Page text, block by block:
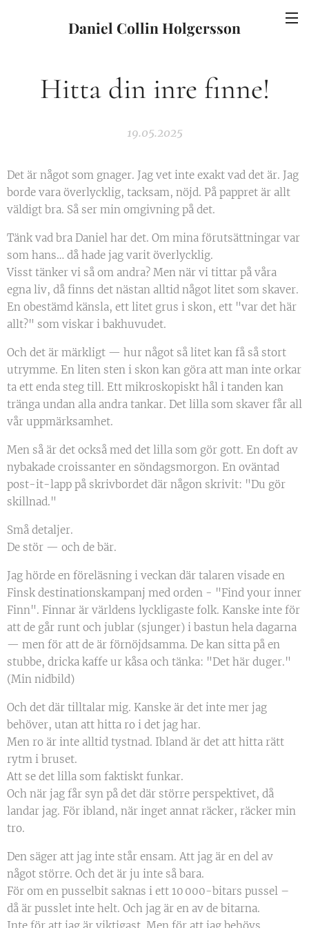
Daniel Collin Holgersson
Hitta din inre finne!
19.05.2025
Det är något som gnager. Jag vet inte exakt vad det är. Jag
borde vara överlycklig, tacksam, nöjd. På pappret är allt
väldigt bra. Så ser min omgivning på det.
Tänk vad bra Daniel har det. Om mina förutsättningar var
som hans… då hade jag varit överlycklig.
Visst tänker vi så om andra? Men när vi tittar på våra
egna liv, då finns det nästan alltid något litet som skaver.
En obestämd känsla, ett litet grus i skon, ett "var det här
allt?" som viskar i bakhuvudet.
Och det är märkligt — hur något så litet kan få så stort
utrymme. En liten sten i skon kan göra att man inte orkar
ta ett enda steg till. Ett mikroskopiskt hål i tanden kan
tränga undan alla andra tankar. Det lilla som skaver får all
vår uppmärksamhet.
Men så är det också med det lilla som gör gott. En doft av
nybakade croissanter en söndagsmorgon. En oväntad
post-it-lapp på skrivbordet där någon skrivit: "Du gör
skillnad."
Små detaljer. 🗝️
De stör — och de bär.
Jag hörde en föreläsning i veckan där talaren visade en
Finsk destinationskampanj med orden - "Find your inner
Finn". Finnar är världens lyckligaste folk. Kanske inte för
att de går runt och jublar (sjunger) i bastun hela dagarna
— men för att de är förnöjdsamma. De kan sitta på en
stubbe, dricka kaffe ur kåsa och tänka: "Det här duger."
(Min nidbild)
Och det där tilltalar mig. Kanske är det inte mer jag
behöver, utan att hitta ro i det jag har.
Men ro är inte alltid tystnad. Ibland är det att hitta rätt
rytm i bruset.
Att se det lilla som faktiskt funkar.
Och när jag får syn på det där större perspektivet, då
landar jag. För ibland, när inget annat räcker, räcker min
tro.
Den säger att jag inte står ensam. Att jag är en del av
något större. Och det är ju inte så bara.
För om en pusselbit saknas i ett 10 000-bitars pussel –
då är pusslet inte helt. Och jag är en av de bitarna.